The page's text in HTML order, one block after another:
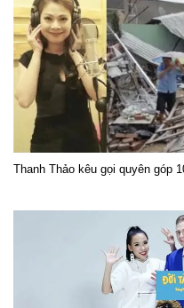
Thanh Thảo kêu gọi quyên góp